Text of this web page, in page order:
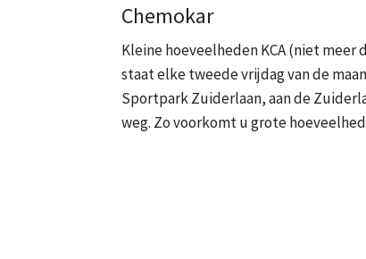
Chemokar
Kleine hoeveelheden KCA (niet meer
staat elke tweede vrijdag van de
Sportpark Zuiderlaan, aan de
weg. Zo voorkomt u grote